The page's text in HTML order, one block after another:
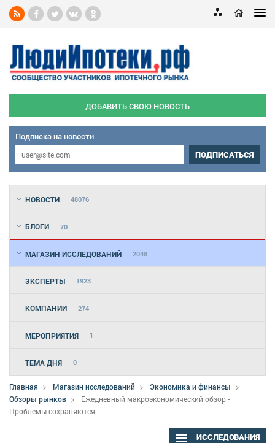
ДОБАВИТЬ СВОЮ НОВОСТЬ
Подписка на новости
ПОДПИСАТЬСЯ
НОВОСТИ 48076
БЛОГИ 70
МАГАЗИН ИССЛЕДОВАНИЙ 2048
ЭКСПЕРТЫ 1923
КОМПАНИИ 274
МЕРОПРИЯТИЯ 1
ТЕМА ДНЯ 0
Главная Магазин исследований
Экономика и финансы
Обзоры рынков
Ежедневный макроэкономический обзор -
Проблемы сохраняются
ИССЛЕДОВАНИЯ